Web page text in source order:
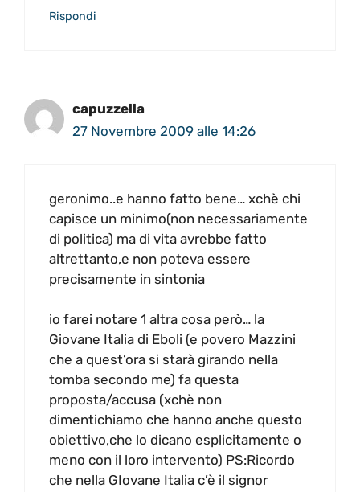
Rispondi
capuzzella
27 Novembre 2009 alle 14:26
geronimo..e hanno fatto bene… xchè chi
capisce un minimo(non necessariamente
di politica) ma di vita avrebbe fatto
altrettanto,e non poteva essere
precisamente in sintonia
io farei notare 1 altra cosa però… la
Giovane Italia di Eboli (e povero Mazzini
che a quest’ora si starà girando nella
tomba secondo me) fa questa
proposta/accusa (xchè non
dimentichiamo che hanno anche questo
obiettivo,che lo dicano esplicitamente o
meno con il loro intervento) PS:Ricordo
che nella GIovane Italia c’è il signor